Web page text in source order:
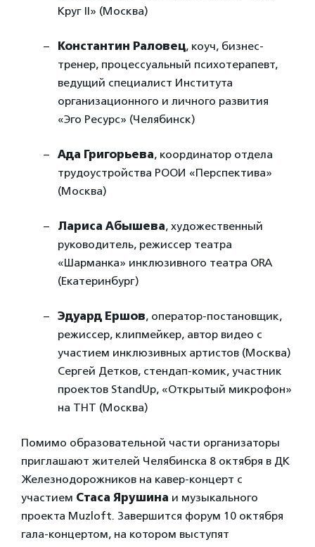
Круг II» (Москва)
Константин Раловец, коуч, бизнес-
тренер, процессуальный психотерапевт,
ведущий специалист Института
организационного и личного развития
«Эго Ресурс» (Челябинск)
Ада Григорьева, координатор отдела
трудоустройства РООИ «Перспектива»
(Москва)
Лариса Абышева, художественный
руководитель, режиссер театра
«Шарманка» инклюзивного театра ORA
(Екатеринбург)
Эдуард Ершов, оператор-постановщик,
режиссер, клипмейкер, автор видео с
участием инклюзивных артистов (Москва)
Сергей Детков, стендап-комик, участник
проектов StandUp, «Открытый микрофон»
на ТНТ (Москва)
Помимо образовательной части организаторы
приглашают жителей Челябинска 8 октября в ДК
Железнодорожников на кавер-концерт с
участием Стаса Ярушина и музыкального
проекта Muzloft. Завершится форум 10 октября
гала-концертом, на котором выступят